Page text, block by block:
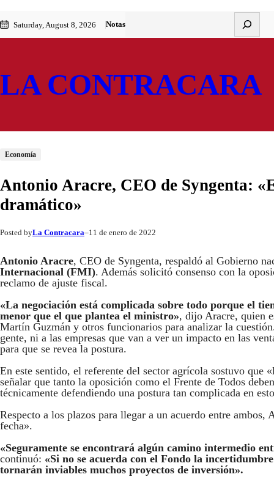
al
contenido
to
content
Saturday, August 8, 2026 Notas
LA CONTRACARA
Economía
Antonio Aracre, CEO de Syngenta:
dramático»
Posted byLa Contracara–11 de enero de 2022
Antonio Aracre, CEO de Syngenta, respaldó al Gobierno
Internacional (FMI). Además solicitó consenso con la
reclamo de ajuste fiscal.
«La negociación está complicada sobre todo porque el
menor que el que plantea el ministro», dijo Aracre, quien
Martín Guzmán y otros funcionarios para analizar la
gente, ni a las empresas que van a ver un impacto en las
para que se revea la postura.
En este sentido, el referente del sector agrícola sostuvo
señalar que tanto la oposición como el Frente de Todos
técnicamente defendiendo una postura tan complicada en
Respecto a los plazos para llegar a un acuerdo entre
fecha».
«Seguramente se encontrará algún camino intermedio
continuó: «Si no se acuerda con el Fondo la
tornarán inviables muchos proyectos de inversión».